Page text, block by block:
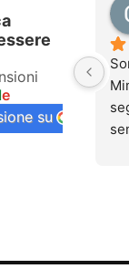
le
su